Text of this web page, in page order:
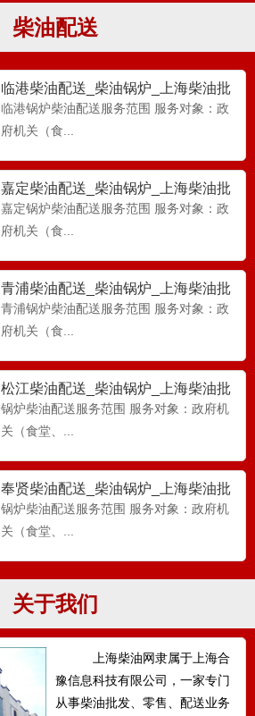
柴油配送
临港柴油配送_柴油锅炉_上海柴油批
发-工厂柴油配送
临港锅炉柴油配送服务范围 服务对象：政
府机关（食...
嘉定柴油配送_柴油锅炉_上海柴油批
发-工厂柴油配送
嘉定锅炉柴油配送服务范围 服务对象：政
府机关（食...
青浦柴油配送_柴油锅炉_上海柴油批
发-工厂柴油配送
青浦锅炉柴油配送服务范围 服务对象：政
府机关（食...
松江柴油配送_柴油锅炉_上海柴油批
发-工厂柴油配送
锅炉柴油配送服务范围 服务对象：政府机
关（食堂、...
奉贤柴油配送_柴油锅炉_上海柴油批
发-工厂柴油配送
锅炉柴油配送服务范围 服务对象：政府机
关（食堂、...
关于我们
上海柴油网隶属于上海合
豫信息科技有限公司，一家专门
从事柴油批发、零售、配送业务